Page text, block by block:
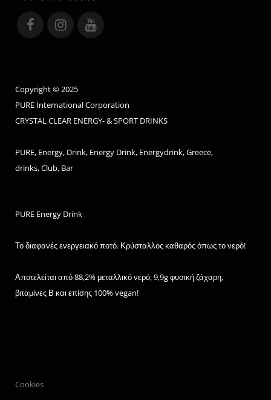
Copyright © 2025
PURE International Corporation
CRYSTAL CLEAR ENERGY- & SPORT DRINKS
PURE, Energy, Drink, Energy Drink, Energydrink, Greece,
drinks, Club, Bar
PURE Energy Drink
Το διαφανές ενεργειακό ποτό. Κρύσταλλος καθαρός όπως το νερό!
Αποτελείται από 88,2% μεταλλικό νερό, 9,9g φυσική ζάχαρη,
βιταμίνες Β και επίσης 100% vegan!
Cookies